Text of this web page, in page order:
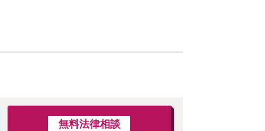
無料法律相談